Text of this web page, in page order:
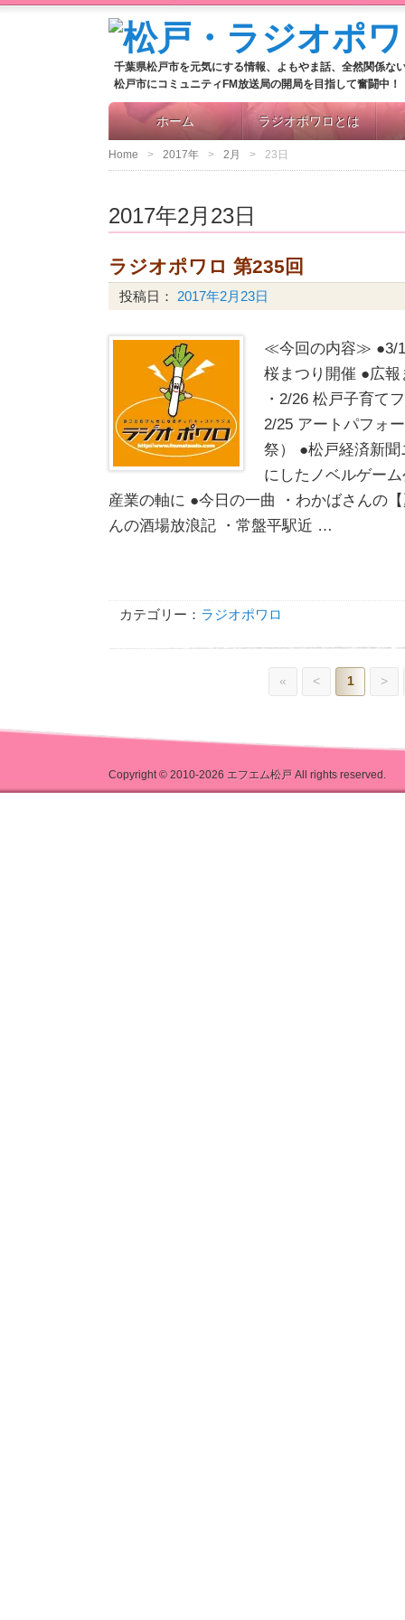
千葉県松戸市を元気にする情報、よもやま話、全然関係な
松戸市にコミュニティFM放送局の開局を目指して奮闘中！
ホーム ラジオポワロとは
Home 2017年 2月 23日
2017年2月23日
ラジオポワロ 第235回
投稿日： 2017年2月23日
≪今回の内容≫ ●3/
桜まつり開催 ●広
・2/26 松戸子育て
2/25 アートパフォ
祭） ●松戸経済新
にしたノベルゲー
産業の軸に ●今日の一曲 ・わかばさんの
んの酒場放浪記 ・常盤平駅近 …
カテゴリー： ラジオポワロ
« < 1 >
Copyright © 2010-2026 エフエム松戸 All rights reserved.